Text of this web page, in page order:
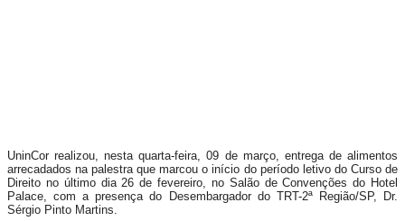
UninCor realizou, nesta quarta-feira, 09 de março, entrega de alimentos
arrecadados na palestra que marcou o início do período letivo do Curso de
Direito no último dia 26 de fevereiro, no Salão de Convenções do Hotel
Palace, com a presença do Desembargador do TRT-2ª Região/SP, Dr.
Sérgio Pinto Martins.